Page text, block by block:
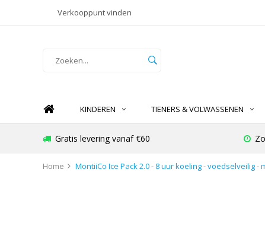
Verkooppunt vinden
KINDEREN TIENERS & VOLWASSENEN
Gratis levering vanaf €60
Home MontiiCo Ice Pack 2.0 - 8 uur koeling - voedselveilig -